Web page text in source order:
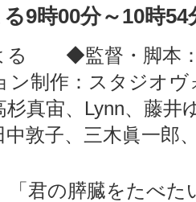
9時00分～10時54
る ◆監督・脚本：
制作：スタジオヴ
真宙、Lynn、藤井
中敦子、三木眞一郎
「君の膵臓をたべた